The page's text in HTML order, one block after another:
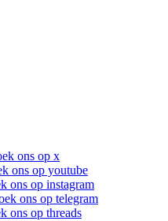
ons op x
ons op youtube
ons op instagram
ons op telegram
ons op threads